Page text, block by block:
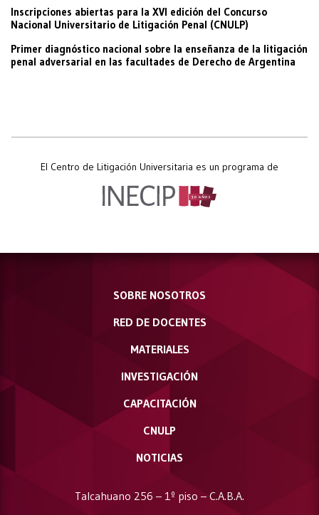
Inscripciones abiertas para la XVI edición del Concurso
Nacional Universitario de Litigación Penal (CNULP)
Primer diagnóstico nacional sobre la enseñanza de la litigación
penal adversarial en las facultades de Derecho de Argentina
El Centro de Litigación Universitaria es un programa de
SOBRE NOSOTROS
RED DE DOCENTES
MATERIALES
INVESTIGACIÓN
CAPACITACIÓN
CNULP
NOTICIAS
Talcahuano 256 – 1º piso – C.A.B.A.